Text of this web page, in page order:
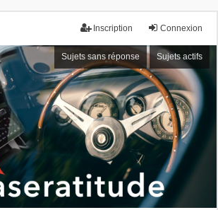
Connexion
Inscription
Sujets sans réponse Sujets actifs